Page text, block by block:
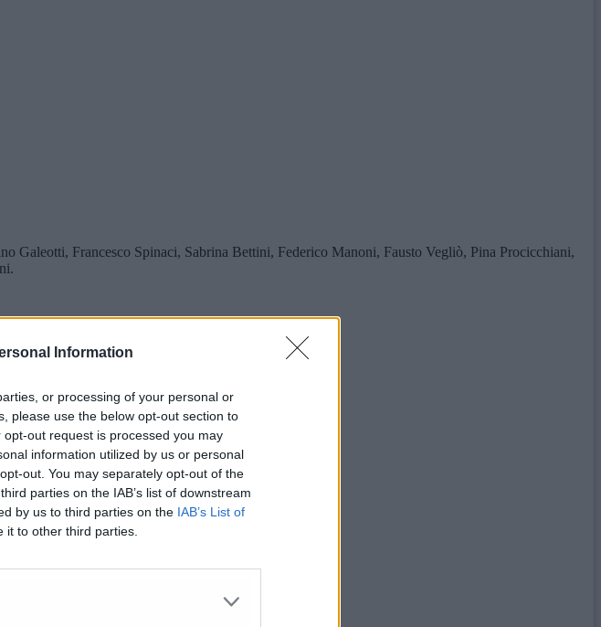
Information
or processing of your personal or
please use the below opt-out section to
out request is processed you may
information utilized by us or personal
out. You may separately opt-out of the
parties on the IAB’s list of downstream
by us to third parties on the IAB’s List of
it to other third parties.
Galeotti, Francesco Spinaci, Sabrina Bettini, Federico Manoni, Fausto Vegliò, Pina Procicchiani,